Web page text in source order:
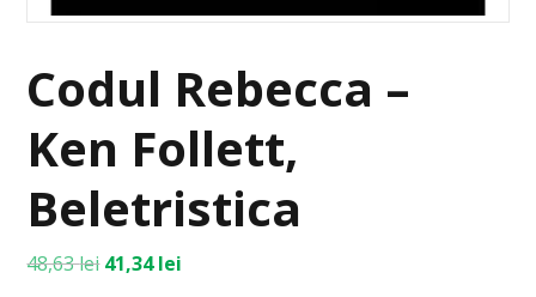
Codul Rebecca –
Ken Follett,
Beletristica
48,63lei 41,34lei